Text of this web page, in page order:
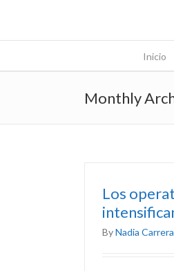
Inicio
Monthly
Los
ByNadia Carrera